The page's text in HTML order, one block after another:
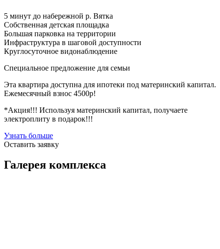
5 минут до набережной р. Вятка
Собственная детская площадка
Большая парковка на территории
Инфраструктура в шаговой доступности
Круглосуточное видонаблюдение
Специальное предложение для семьи
Эта квартира доступна для ипотеки под материнский капитал.
Ежемесячный взнос 4500р!
*Акция!!! Используя материнский капитал, получаете
электроплиту в подарок!!!
Узнать больше
Оставить заявку
Галерея комплекса